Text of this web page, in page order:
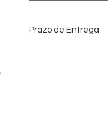
Prazo de Entrega